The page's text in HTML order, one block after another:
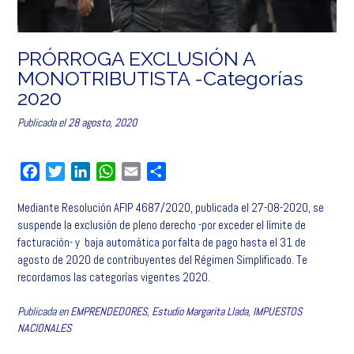
PRÓRROGA EXCLUSIÓN A
MONOTRIBUTISTA -Categorías
2020
Publicada el28 agosto, 2020
c
e
b
o
o
i
t
t
e
r
n
k
e
d
I
n
W
a
t
s
A
p
p
a
i
m
p
a
r
t
Mediante Resolución AFIP 4687/2020, publicada el 27-08-2020, se
suspende la exclusión de pleno derecho -por exceder el límite de
facturación- y baja automática por falta de pago hasta el 31 de
agosto de 2020 de contribuyentes del Régimen Simplificado. Te
recordamos las categorías vigentes 2020.
Publicada enEMPRENDEDORES, Estudio Margarita Llada, IMPUESTOS
NACIONALES